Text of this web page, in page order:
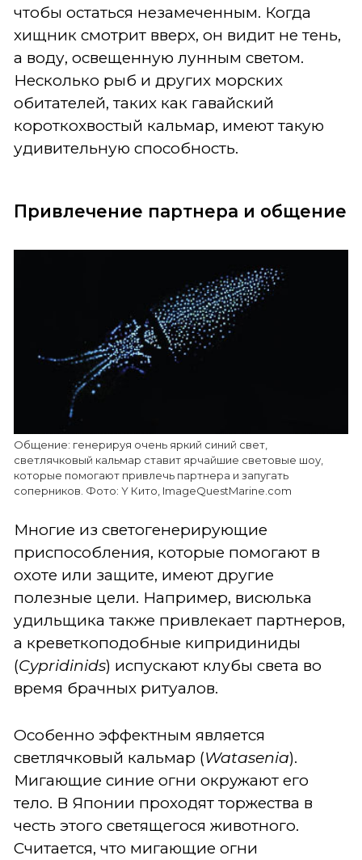
чтобы остаться незамеченным. Когда
хищник смотрит вверх, он видит не тень,
а воду, освещенную лунным светом.
Несколько рыб и других морских
обитателей, таких как гавайский
короткохвостый кальмар, имеют такую
удивительную способность.
Привлечение партнера и общение
Общение: генерируя очень яркий синий свет,
светлячковый кальмар ставит ярчайшие световые шоу,
которые помогают привлечь партнера и запугать
соперников. Фото: Y Кито, ImageQuestMarine.com
Многие из светогенерирующие
приспособления, которые помогают в
охоте или защите, имеют другие
полезные цели. Например, висюлька
удильщика также привлекает партнеров,
а креветкоподобные кипридиниды
(Cypridinids) испускают клубы света во
время брачных ритуалов.
Особенно эффектным является
светлячковый кальмар (Watasenia).
Мигающие синие огни окружают его
тело. В Японии проходят торжества в
честь этого светящегося животного.
Считается, что мигающие огни